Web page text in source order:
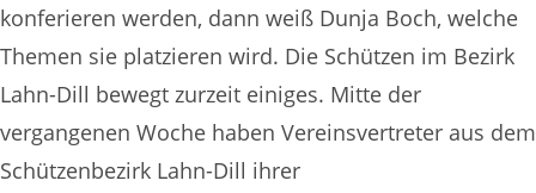
konferieren werden, dann weiß Dunja Boch, welche
Themen sie platzieren wird. Die Schützen im Bezirk
Lahn-Dill bewegt zurzeit einiges. Mitte der
vergangenen Woche haben Vereinsvertreter aus dem
Schützenbezirk Lahn-Dill ihrer